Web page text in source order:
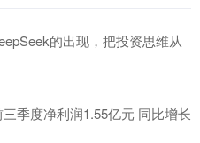
的出现，把投资思维从
季度净利润1.55亿元 同比增长